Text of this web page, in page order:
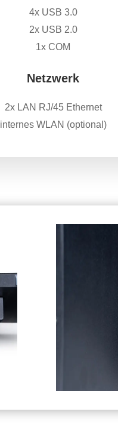
4x USB 3.0
2x USB 2.0
1x COM
Netzwerk
2x LAN RJ/45 Ethernet
internes WLAN (optional)